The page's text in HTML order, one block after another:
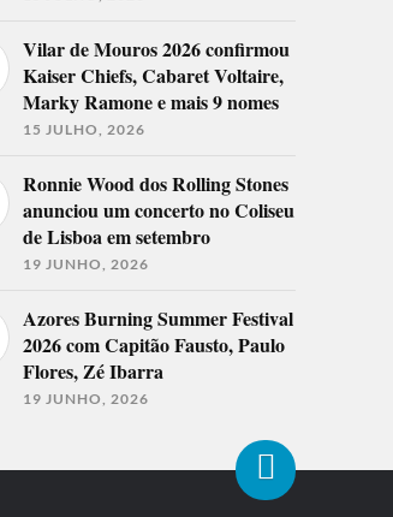
Vilar de Mouros 2026 confirmou
Kaiser Chiefs, Cabaret Voltaire,
Marky Ramone e mais 9 nomes
15 JULHO, 2026
Ronnie Wood dos Rolling Stones
anunciou um concerto no Coliseu
de Lisboa em setembro
19 JUNHO, 2026
Azores Burning Summer Festival
2026 com Capitão Fausto, Paulo
Flores, Zé Ibarra
19 JUNHO, 2026